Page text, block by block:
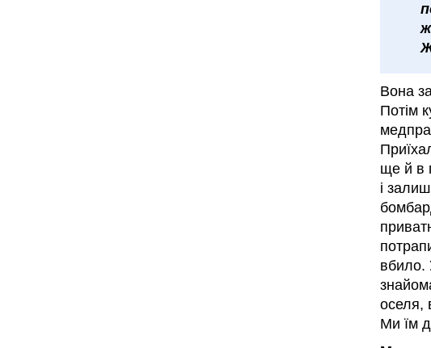
Вона
Потім
ще й в
і
вбило.
оселя,
Ми їм